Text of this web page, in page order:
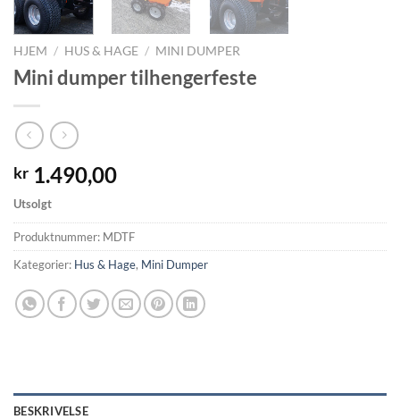
HJEM / HUS & HAGE / MINI DUMPER
Mini dumper tilhengerfeste
kr 1.490,00
Utsolgt
Produktnummer: MDTF
Kategorier: Hus & Hage, Mini Dumper
BESKRIVELSE